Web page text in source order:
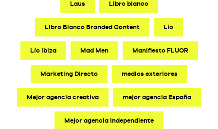
Laus Libro blanco
Libro Blanco Branded Content Lío
Lío Ibiza Mad Men Manifiesto FLUOR
Marketing Directo medios exteriores
Mejor agencia creativa mejor agencia España
Mejor agencia independiente